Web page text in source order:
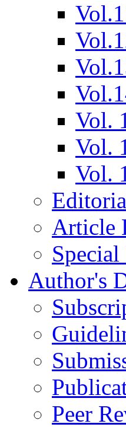
Vol.
Vol.
Vol.
Article
Special
Author's
Peer